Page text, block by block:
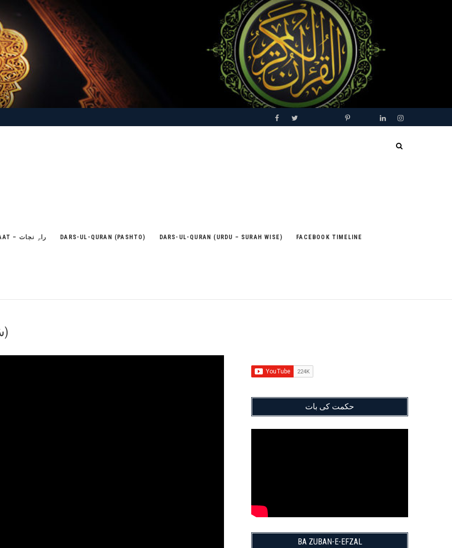
FacebookTwitter BloggerPinterestTumblrLinkedinInstagram
RAH-E-NEJAAT – راہِ نجات DARS-UL-QURAN (PASHTO) DARS-UL-QURAN (URDU – SURAH WISE) FACEBOOK TIMELINE
31 – Surah Al-Luqman (سُوۡرَةُ لقمَان)
حکمت کی بات
BA ZUBAN-E-EFZAL